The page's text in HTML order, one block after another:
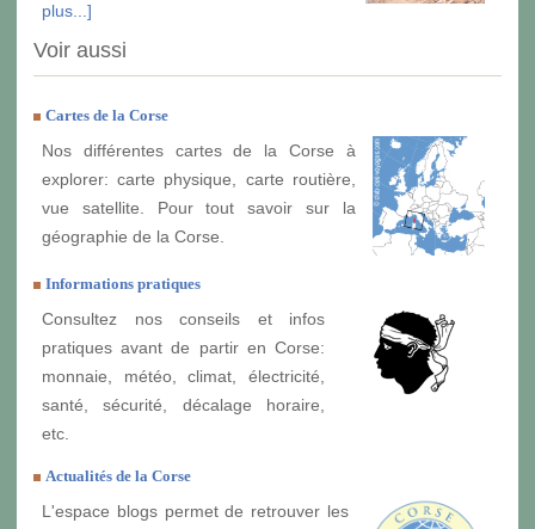
plus...]
Voir aussi
Cartes de la Corse
Nos différentes cartes de la Corse à
explorer: carte physique, carte routière,
vue satellite. Pour tout savoir sur la
géographie de la Corse.
Informations pratiques
Consultez nos conseils et infos
pratiques avant de partir en Corse:
monnaie, météo, climat, électricité,
santé, sécurité, décalage horaire,
etc.
Actualités de la Corse
L'espace blogs permet de retrouver les